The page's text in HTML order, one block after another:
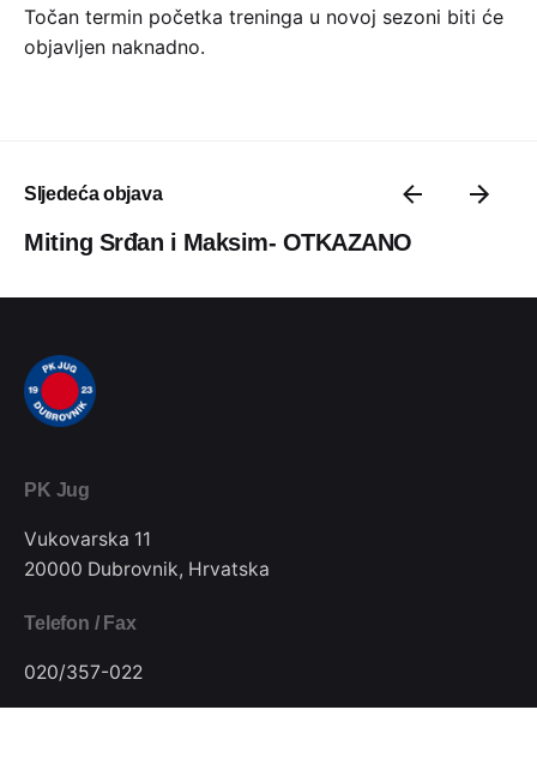
Točan termin početka treninga u novoj sezoni biti će
objavljen naknadno.
Sljedeća objava
Miting Srđan i Maksim- OTKAZANO
PK Jug
Vukovarska 11
20000 Dubrovnik, Hrvatska
Telefon / Fax
020/357-022